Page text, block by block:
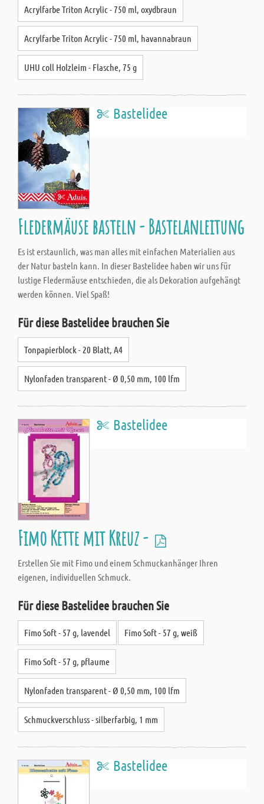
Acrylfarbe Triton Acrylic - 750 ml, oxydbraun
Acrylfarbe Triton Acrylic - 750 ml, havannabraun
UHU coll Holzleim - Flasche, 75 g
Bastelidee
Fledermäuse basteln - Bastelanleitung
Es ist erstaunlich, was man alles mit einfachen Materialien aus
der Natur basteln kann. In dieser Bastelidee haben wir uns für
lustige Fledermäuse entschieden, die als Dekoration aufgehängt
werden können. Viel Spaß!
Für diese Bastelidee brauchen Sie
Tonpapierblock - 20 Blatt, A4
Nylonfaden transparent - Ø 0,50 mm, 100 lfm
Bastelidee
Fimo Kette mit Kreuz -
Erstellen Sie mit Fimo und einem Schmuckanhänger Ihren
eigenen, individuellen Schmuck.
Für diese Bastelidee brauchen Sie
Fimo Soft - 57 g, lavendel Fimo Soft - 57 g, weiß
Fimo Soft - 57 g, pflaume
Nylonfaden transparent - Ø 0,50 mm, 100 lfm
Schmuckverschluss - silberfarbig, 1 mm
Bastelidee